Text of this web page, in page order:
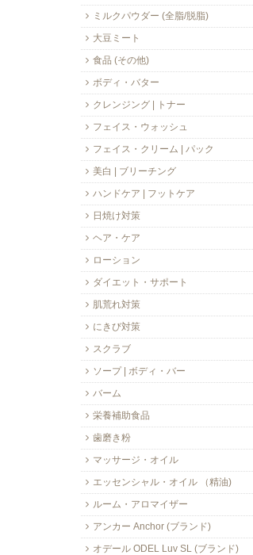
ミルクパウダー (全脂/脱脂)
大豆ミート
食品 (その他)
ボディ・バター
クレンジング | トナー
フェイス・ウォッシュ
フェイス・クリーム | パック
美白 | ブリーチング
ハンドケア | フットケア
日焼け対策
ヘア・ケア
ローション
ダイエット・サポート
肌荒れ対策
にきび対策
スクラブ
ソープ | ボディ・バー
バーム
栄養補助食品
歯磨き粉
マッサージ・オイル
エッセンシャル・オイル （精油)
ルーム・アロマイザー
アンカー Anchor (ブランド)
オデール ODEL Luv SL (ブランド)